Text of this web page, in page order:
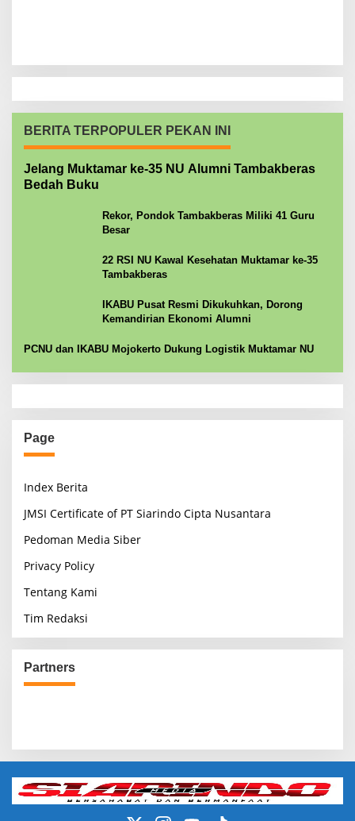
BERITA TERPOPULER PEKAN INI
Jelang Muktamar ke-35 NU Alumni Tambakberas
Bedah Buku
Rekor, Pondok Tambakberas Miliki 41 Guru
Besar
22 RSI NU Kawal Kesehatan Muktamar ke-35
Tambakberas
IKABU Pusat Resmi Dikukuhkan, Dorong
Kemandirian Ekonomi Alumni
PCNU dan IKABU Mojokerto Dukung Logistik Muktamar NU
Page
Index Berita
JMSI Certificate of PT Siarindo Cipta Nusantara
Pedoman Media Siber
Privacy Policy
Tentang Kami
Tim Redaksi
Partners